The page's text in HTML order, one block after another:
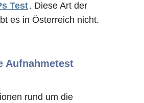
Test. Diese Art der
es in Österreich nicht.
Aufnahmetest
rund um die